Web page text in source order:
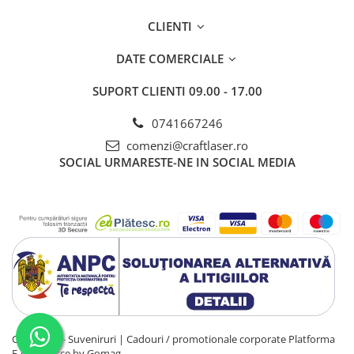
chiar au ceva de spus.
CLIENTI
DATE COMERCIALE
SUPORT CLIENTI 09.00 - 17.00
0741667246
comenzi@craftlaser.ro
SOCIAL URMARESTE-NE IN SOCIAL MEDIA
CraftLaser - Suveniruri | Cadouri / promotionale corporate Platforma